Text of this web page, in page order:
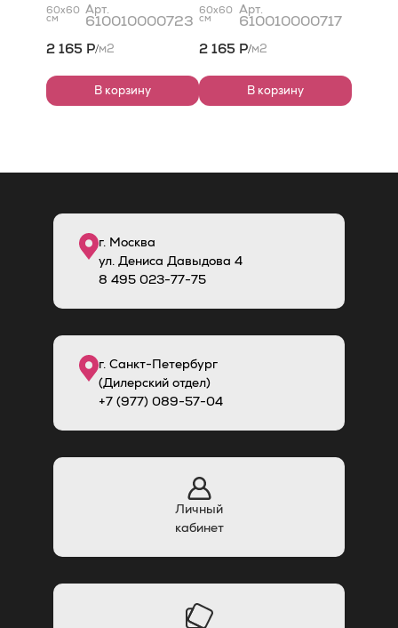
60x60
см
Арт.
610010000723
2 165 Р/м2
В корзину
60x60
см
Арт.
610010000717
2 165 Р/м2
В корзину
г. Москва
ул. Дениса Давыдова 4
8 495 023-77-75
г. Санкт-Петербург
(Дилерский отдел)
+7 (977) 089-57-04
Личный
кабинет